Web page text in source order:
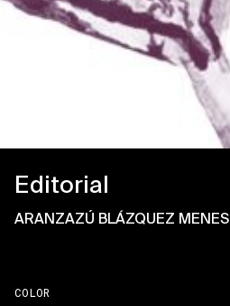
Editorial
ARANZAZÚ BLÁZQUEZ MENES
COLOR